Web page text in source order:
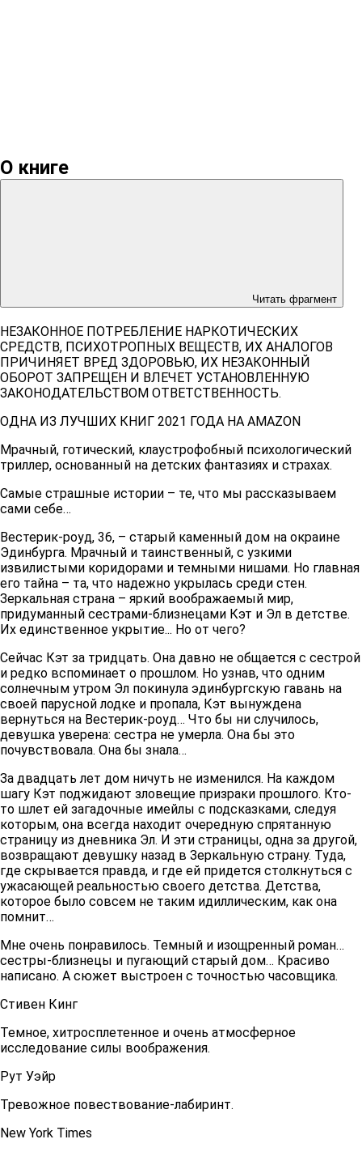
О книге
Читать фрагмент
НЕЗАКОННОЕ ПОТРЕБЛЕНИЕ НАРКОТИЧЕСКИХ
СРЕДСТВ, ПСИХОТРОПНЫХ ВЕЩЕСТВ, ИХ АНАЛОГОВ
ПРИЧИНЯЕТ ВРЕД ЗДОРОВЬЮ, ИХ НЕЗАКОННЫЙ
ОБОРОТ ЗАПРЕЩЕН И ВЛЕЧЕТ УСТАНОВЛЕННУЮ
ЗАКОНОДАТЕЛЬСТВОМ ОТВЕТСТВЕННОСТЬ.
ОДНА ИЗ ЛУЧШИХ КНИГ 2021 ГОДА НА AMAZON
Мрачный, готический, клаустрофобный психологический
триллер, основанный на детских фантазиях и страхах.
Самые страшные истории – те, что мы рассказываем
сами себе…
Вестерик-роуд, 36, – старый каменный дом на окраине
Эдинбурга. Мрачный и таинственный, с узкими
извилистыми коридорами и темными нишами. Но главная
его тайна – та, что надежно укрылась среди стен.
Зеркальная страна – яркий воображаемый мир,
придуманный сестрами-близнецами Кэт и Эл в детстве.
Их единственное укрытие... Но от чего?
Сейчас Кэт за тридцать. Она давно не общается с сестрой
и редко вспоминает о прошлом. Но узнав, что одним
солнечным утром Эл покинула эдинбургскую гавань на
своей парусной лодке и пропала, Кэт вынуждена
вернуться на Вестерик-роуд… Что бы ни случилось,
девушка уверена: сестра не умерла. Она бы это
почувствовала. Она бы знала…
За двадцать лет дом ничуть не изменился. На каждом
шагу Кэт поджидают зловещие призраки прошлого. Кто-
то шлет ей загадочные имейлы с подсказками, следуя
которым, она всегда находит очередную спрятанную
страницу из дневника Эл. И эти страницы, одна за другой,
возвращают девушку назад в Зеркальную страну. Туда,
где скрывается правда, и где ей придется столкнуться с
ужасающей реальностью своего детства. Детства,
которое было совсем не таким идиллическим, как она
помнит…
Мне очень понравилось. Темный и изощренный роман…
сестры-близнецы и пугающий старый дом… Красиво
написано. А сюжет выстроен с точностью часовщика.
Стивен Кинг
Темное, хитросплетенное и очень атмосферное
исследование силы воображения.
Рут Уэйр
Тревожное повествование-лабиринт.
New York Times